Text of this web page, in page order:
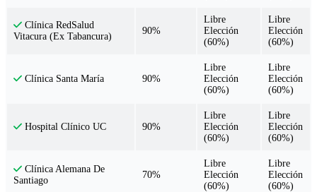
Clínica RedSalud
Vitacura (Ex Tabancura)
90%
Libre
Elección
(60%)
Libre
Elección
(60%)
Clínica Santa María 90%
Libre
Elección
(60%)
Libre
Elección
(60%)
Hospital Clínico UC 90%
Libre
Elección
(60%)
Libre
Elección
(60%)
Clínica Alemana De
Santiago
70%
Libre
Elección
(60%)
Libre
Elección
(60%)